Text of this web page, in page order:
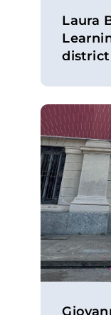
Laura
district